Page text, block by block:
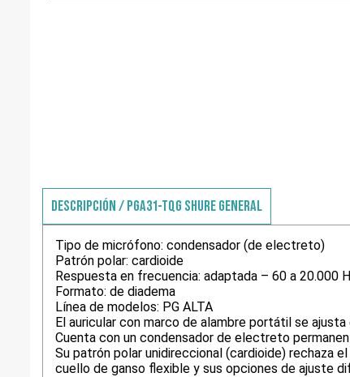
DESCRIPCIÓN / PGA31-TQG SHURE GENERAL
Tipo de micrófono: condensador (de electreto)
Patrón polar: cardioide
Respuesta en frecuencia: adaptada – 60 a 20.000
Formato: de diadema
Línea de modelos: PG ALTA
El auricular con marco de alambre portátil se
Cuenta con un condensador de electreto
Su patrón polar unidireccional (cardioide) rechaza
cuello de ganso flexible y sus opciones de ajuste